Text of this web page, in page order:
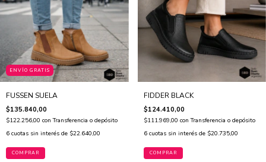
ENVÍO GRATIS
FUSSEN SUELA
$135.840,00
$122.256,00 con Transferencia o depósito
6 cuotas sin interés de $22.640,00
COMPRAR
FIDDER BLACK
$124.410,00
$111.969,00 con Transferencia o depósito
6 cuotas sin interés de $20.735,00
COMPRAR